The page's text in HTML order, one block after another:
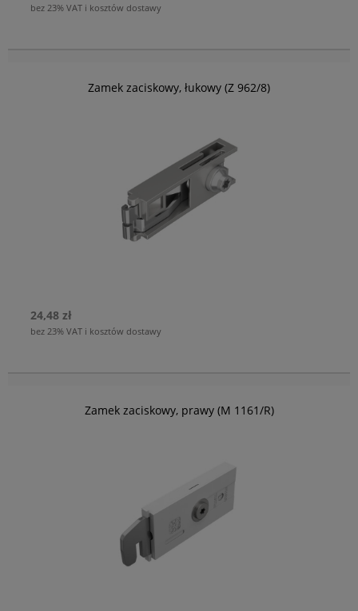
bez 23% VAT i kosztów dostawy
Zamek zaciskowy, łukowy (Z 962/8)
24,48 zł
bez 23% VAT i kosztów dostawy
Zamek zaciskowy, prawy (M 1161/R)